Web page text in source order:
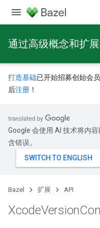
通过高级概念和扩
打造基础已开始招募创始会
后注册 ！
Google 会使用 AI 技术将内
含错误。
Bazel 扩展 API
XcodeVersion